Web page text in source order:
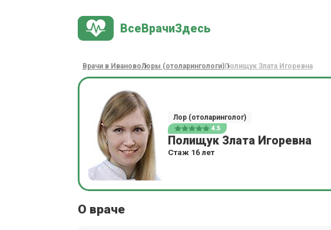
ВсеВрачиЗдесь
Врачи в ИвановоЛоры (отоларингологи)Полищук Злата Игоревна
Лор (отоларинголог)
4.5
Полищук Злата Игоревна
Стаж 16 лет
О враче